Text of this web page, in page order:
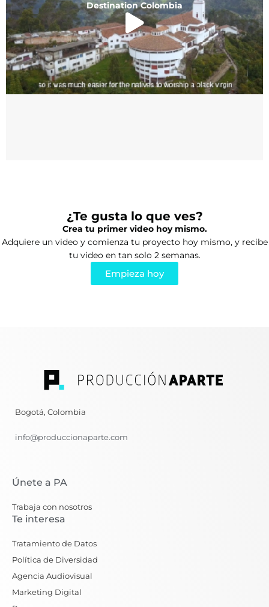
Destination Colombia
¿Te gusta lo que ves?
Crea tu primer video hoy mismo.
Adquiere un video y comienza tu proyecto hoy mismo, y recibe
tu video en tan solo 2 semanas.
Empieza hoy
Bogotá, Colombia
info@produccionaparte.com
Únete a PA
Trabaja con nosotros
Te interesa
Tratamiento de Datos
Política de Diversidad
Agencia Audiovisual
Marketing Digital